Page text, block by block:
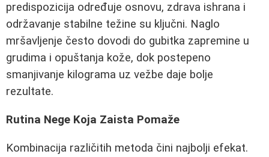
predispozicija određuje osnovu, zdrava ishrana i
održavanje stabilne težine su ključni. Naglo
mršavljenje često dovodi do gubitka zapremine u
grudima i opuštanja kože, dok postepeno
smanjivanje kilograma uz vežbe daje bolje
rezultate.
Rutina Nege Koja Zaista Pomaže
Kombinacija različitih metoda čini najbolji efekat.